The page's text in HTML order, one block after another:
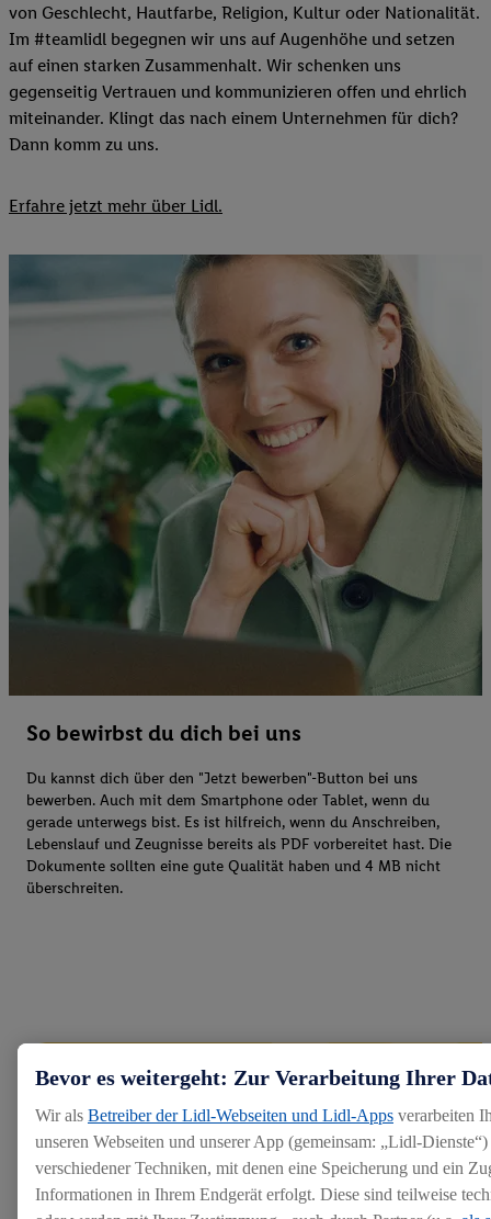
von Geschlecht, Hautfarbe, Religion, Kultur oder Nationalität.
Im #teamlidl begegnen wir uns auf Augenhöhe und setzen
auf einen starken Zusammenhalt. Wir schenken uns
gegenseitig Vertrauen und kommunizieren offen und ehrlich
miteinander. Klingt das nach einem Unternehmen für dich?
Dann komm zu uns.​
Erfahre jetzt mehr über Lidl.
So bewirbst du dich bei uns
Du kannst dich über den "Jetzt bewerben"-Button bei uns
bewerben. Auch mit dem Smartphone oder Tablet, wenn du
gerade unterwegs bist. Es ist hilfreich, wenn du Anschreiben,
Lebenslauf und Zeugnisse bereits als PDF vorbereitet hast. Die
Dokumente sollten eine gute Qualität haben und 4 MB nicht
überschreiten.
Bevor es weitergeht: Zur Verarbeitung Ihrer
Wir als Betreiber der Lidl-Webseiten und Lidl-Apps verarbeiten
unseren Webseiten und unserer App (gemeinsam: „Lidl-
verschiedener Techniken, mit denen eine Speicherung und ein
Informationen in Ihrem Endgerät erfolgt. Diese sind teilweise